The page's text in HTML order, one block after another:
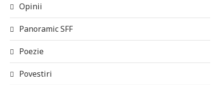
Opinii
Panoramic SFF
Poezie
Povestiri